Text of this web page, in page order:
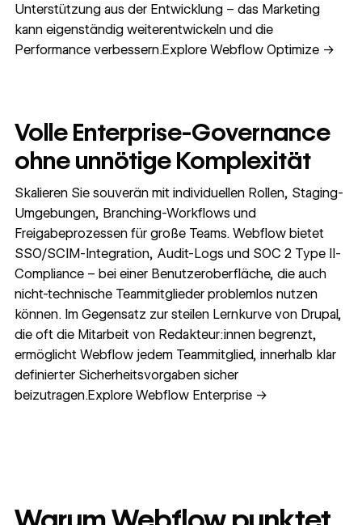
Unterstützung aus der Entwicklung – das Marketing
kann eigenständig weiterentwickeln und die
Performance verbessern.Explore Webflow Optimize →
Volle Enterprise-Governance
ohne unnötige Komplexität
Skalieren Sie souverän mit individuellen Rollen, Staging-
Umgebungen, Branching-Workflows und
Freigabeprozessen für große Teams. Webflow bietet
SSO/SCIM-Integration, Audit-Logs und SOC 2 Type II-
Compliance – bei einer Benutzeroberfläche, die auch
nicht-technische Teammitglieder problemlos nutzen
können. Im Gegensatz zur steilen Lernkurve von Drupal,
die oft die Mitarbeit von Redakteur:innen begrenzt,
ermöglicht Webflow jedem Teammitglied, innerhalb klar
definierter Sicherheitsvorgaben sicher
beizutragen.Explore Webflow Enterprise →